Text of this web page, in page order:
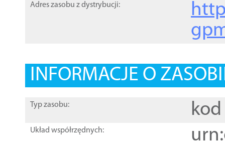
Adres zasobu z dystrybucji:
INFORMACJE O
Typ zasobu: kod
Układ współrzędnych: